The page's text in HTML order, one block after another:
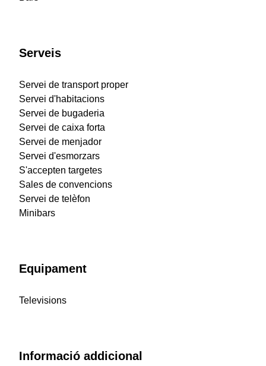
Serveis
Servei de transport proper
Servei d'habitacions
Servei de bugaderia
Servei de caixa forta
Servei de menjador
Servei d'esmorzars
S'accepten targetes
Sales de convencions
Servei de telèfon
Minibars
Equipament
Televisions
Informació addicional